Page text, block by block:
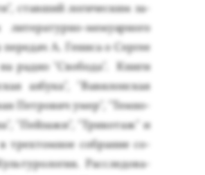
став­ший ло­гичес­ким за­
ме­му­ар­но­го
пе­редач А. Ге­ниса о Сер­гее
ра­дио "Сво­бода". Кни­ги
аз­бу­ка", "Ва­вилон­ская
Пет­ро­вич умер", "Тем­но­
"Пей­за­жи", "Три­котаж" и
трех­томное соб­ра­ние со­
Рас­сле­дова­